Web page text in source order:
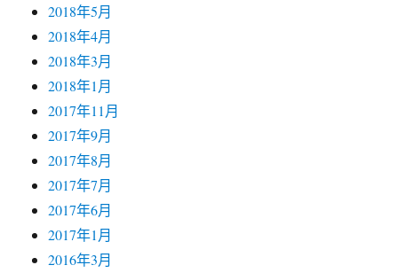
2018年5月
2018年4月
2018年3月
2018年1月
2017年11月
2017年9月
2017年8月
2017年7月
2017年6月
2017年1月
2016年3月